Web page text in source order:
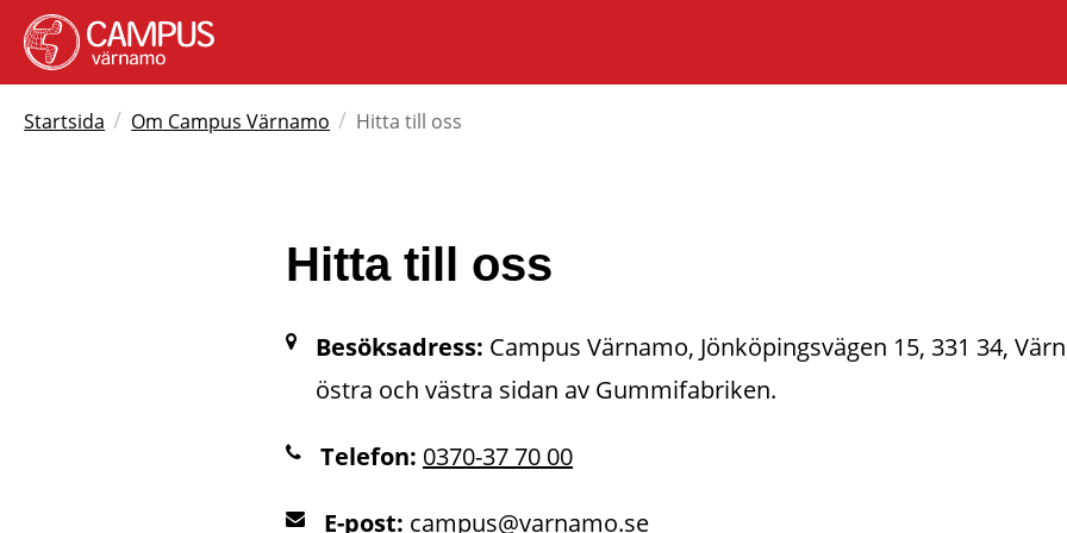
Startsida / Om Campus Värnamo / Hitta till oss
Hitta till oss
Besöksadress: Campus Värnamo, Jönköpingsvägen 15, 331 34,
östra och västra sidan av Gummifabriken.
Telefon: 0370-37 70 00
E-post: campus@varnamo.se